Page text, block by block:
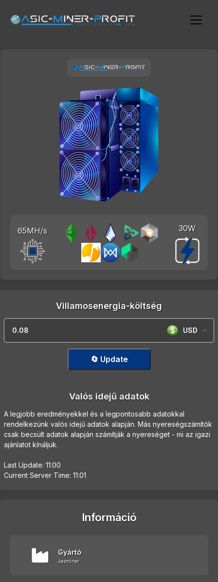
65MH/s 30W
Villamosenergia-költség
USD
🔄 Update
Valós idejű adatok
A legjobb eredményekkel és a legpontosabb adatokkal
rendelkezünk valós idejű adatok alapján. Más nyereségszámítók
csak becsült adatok alapján számítják a nyereséget - mi az igazi
ajánlatot kínáljuk.
Last Update: 11:00
Current Server Time: 11:01
Információ
Gyártó
Jasminer